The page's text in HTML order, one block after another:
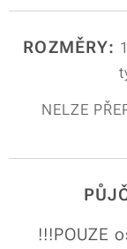
ROZMĚRY:
NELZE
!!!POUZE